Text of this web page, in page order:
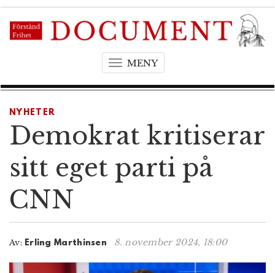
MENYT
g
e
a
t
NYHETER
Demokrat kritiserar
sitt eget parti på
CNN
Av: Erling Marthinsen 8. november 2024, 18:00